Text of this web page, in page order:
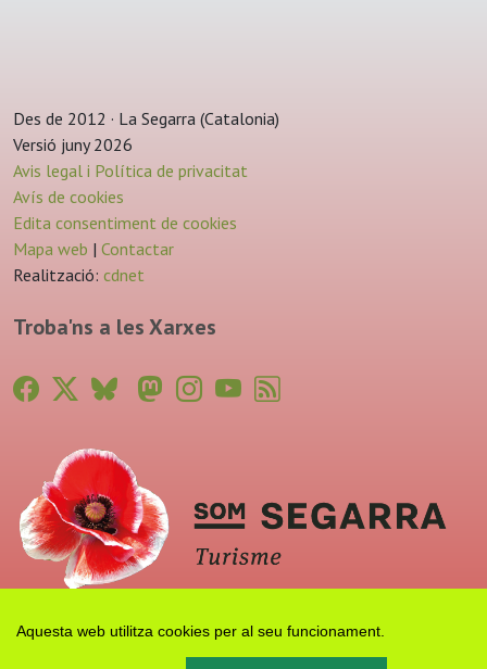
Aquesta web utilitza cookies per al seu funcionament.
Des de 2012 · La Segarra (Catalonia)
Versió juny 2026
Avis legal i Política de privacitat
Avís de cookies
Edita consentiment de cookies
Mapa web | Contactar
Realització: cdnet
Troba'ns a les Xarxes